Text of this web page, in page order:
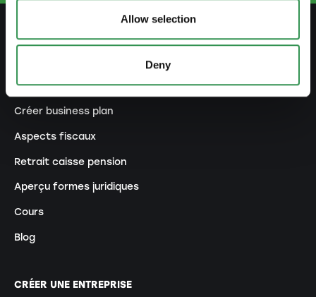
Allow selection
Deny
Guide de l'indépendance
Créer business plan
Aspects fiscaux
Retrait caisse pension
Aperçu formes juridiques
Cours
Blog
CRÉER UNE ENTREPRISE